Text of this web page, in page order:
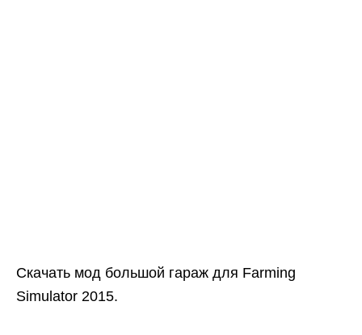
Скачать мод большой гараж для Farming
Simulator 2015.